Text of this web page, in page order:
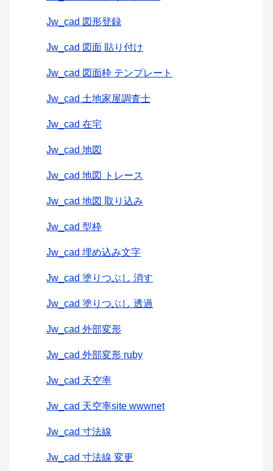
Jw_cad 図形登録
Jw_cad 図面 貼り付け
Jw_cad 図面枠 テンプレート
Jw_cad 土地家屋調査士
Jw_cad 在宅
Jw_cad 地図
Jw_cad 地図 トレース
Jw_cad 地図 取り込み
Jw_cad 型枠
Jw_cad 埋め込み文字
Jw_cad 塗りつぶし 消す
Jw_cad 塗りつぶし 透過
Jw_cad 外部変形
Jw_cad 外部変形 ruby
Jw_cad 天空率
Jw_cad 天空率site wwwnet
Jw_cad 寸法線
Jw_cad 寸法線 変更